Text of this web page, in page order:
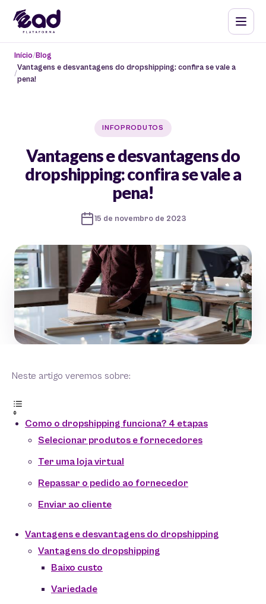
Início Blog
Vantagens e desvantagens do dropshipping: confira se vale a
pena!
INFOPRODUTOS
Vantagens e desvantagens do
dropshipping: confira se vale a
pena!
15 de novembro de 2023
Neste artigo veremos sobre:
Como o dropshipping funciona? 4 etapas
Selecionar produtos e fornecedores
Ter uma loja virtual
Repassar o pedido ao fornecedor
Enviar ao cliente
Vantagens e desvantagens do dropshipping
Vantagens do dropshipping
Baixo custo
Variedade